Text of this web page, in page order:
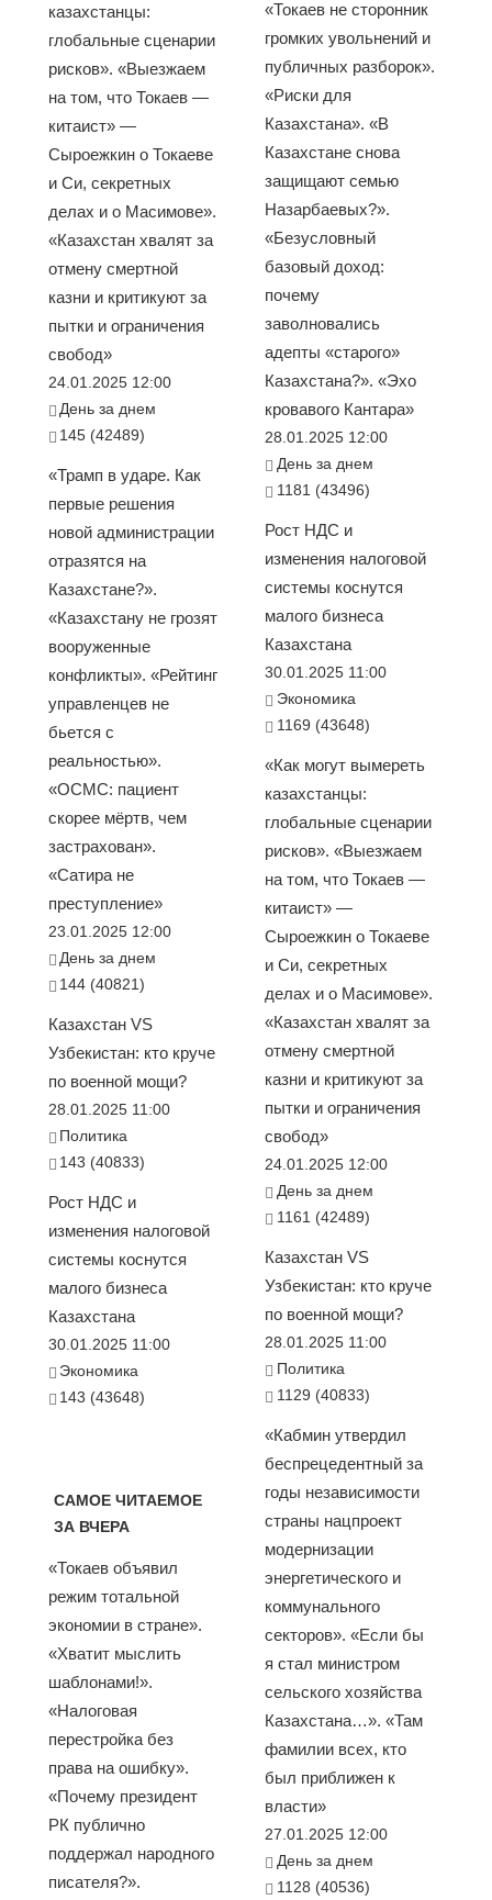
казахстанцы:
глобальные сценарии
рисков». «Выезжаем
на том, что Токаев —
китаист» —
Сыроежкин о Токаеве
и Си, секретных
делах и о Масимове».
«Казахстан хвалят за
отмену смертной
казни и критикуют за
пытки и ограничения
свобод»
24.01.2025 12:00
День за днем
145 (42489)
«Трамп в ударе. Как
первые решения
новой администрации
отразятся на
Казахстане?».
«Казахстану не грозят
вооруженные
конфликты». «Рейтинг
управленцев не
бьется с
реальностью».
«ОСМС: пациент
скорее мёртв, чем
застрахован».
«Сатира не
преступление»
23.01.2025 12:00
День за днем
144 (40821)
Казахстан VS
Узбекистан: кто круче
по военной мощи?
28.01.2025 11:00
Политика
143 (40833)
Рост НДС и
изменения налоговой
системы коснутся
малого бизнеса
Казахстана
30.01.2025 11:00
Экономика
143 (43648)
САМОЕ ЧИТАЕМОЕ
ЗА ВЧЕРА
«Токаев объявил
режим тотальной
экономии в стране».
«Хватит мыслить
шаблонами!».
«Налоговая
перестройка без
права на ошибку».
«Почему президент
РК публично
поддержал народного
писателя?».
«Токаев не сторонник
громких увольнений и
публичных разборок».
«Риски для
Казахстана». «В
Казахстане снова
защищают семью
Назарбаевых?».
«Безусловный
базовый доход:
почему
заволновались
адепты «старого»
Казахстана?». «Эхо
кровавого Кантара»
28.01.2025 12:00
День за днем
1181 (43496)
Рост НДС и
изменения налоговой
системы коснутся
малого бизнеса
Казахстана
30.01.2025 11:00
Экономика
1169 (43648)
«Как могут вымереть
казахстанцы:
глобальные сценарии
рисков». «Выезжаем
на том, что Токаев —
китаист» —
Сыроежкин о Токаеве
и Си, секретных
делах и о Масимове».
«Казахстан хвалят за
отмену смертной
казни и критикуют за
пытки и ограничения
свобод»
24.01.2025 12:00
День за днем
1161 (42489)
Казахстан VS
Узбекистан: кто круче
по военной мощи?
28.01.2025 11:00
Политика
1129 (40833)
«Кабмин утвердил
беспрецедентный за
годы независимости
страны нацпроект
модернизации
энергетического и
коммунального
секторов». «Если бы
я стал министром
сельского хозяйства
Казахстана…». «Там
фамилии всех, кто
был приближен к
власти»
27.01.2025 12:00
День за днем
1128 (40536)